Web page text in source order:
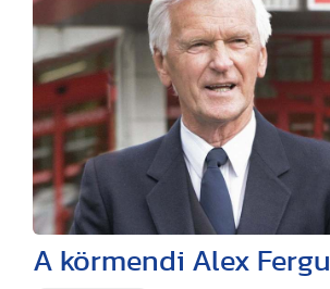
A körmendi Alex